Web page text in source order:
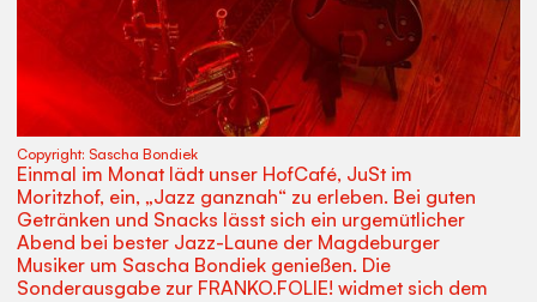
Einmal im Monat lädt unser HofCafé, JuSt im
Moritzhof, ein, „Jazz ganznah“ zu erleben. Bei guten
Getränken und Snacks lässt sich ein urgemütlicher
Abend bei bester Jazz-Laune der Magdeburger
Musiker um Sascha Bondiek genießen. Die
Sonderausgabe zur FRANKO.FOLIE! widmet sich dem
Copyright: Sascha Bondiek